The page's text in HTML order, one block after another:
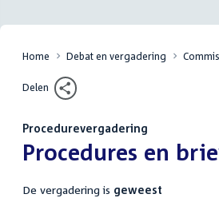
Home Debat en vergadering
Delen
Procedurevergadering
:Procedures en
De vergadering is geweest